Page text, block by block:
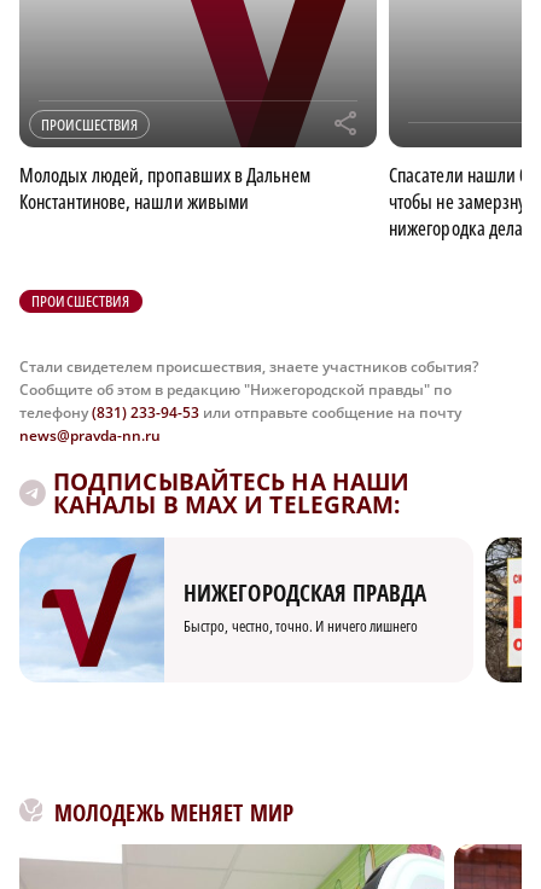
ПРОИСШЕСТВИЯ r
Молодых людей, пропавших в Дальнем
Константинове, нашли живыми
Спасатели нашли
чтобы не
нижегородка
ПРОИСШЕСТВИЯ
Стали свидетелем происшествия, знаете участников события?
Сообщите об этом в редакцию "Нижегородской правды" по
телефону(831) 233-94-53 или отправьте сообщение на почту
news@pravda-nn.ru
ПОДПИСЫВАЙТЕСЬ НА НАШИ
КАНАЛЫ В MAX И TELEGRAM:
НИЖЕГОРОДСКАЯ ПРАВДА
Быстро, честно, точно. И ничего лишнего
МОЛОДЕЖЬ МЕНЯЕТ МИР